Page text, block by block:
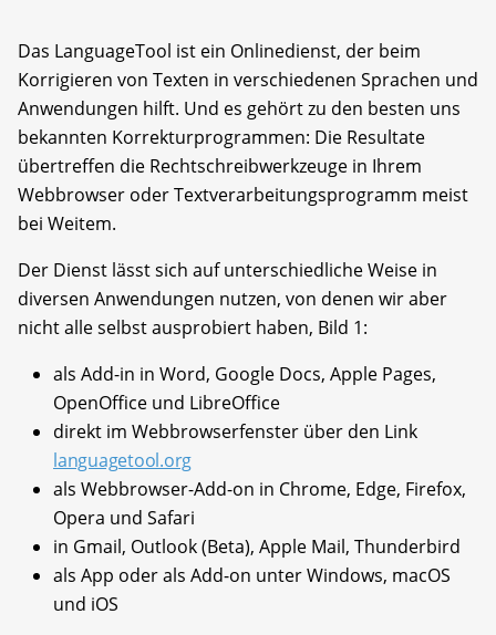
Das LanguageTool ist ein Onlinedienst, der beim
Korrigieren von Texten in verschiedenen Sprachen und
Anwendungen hilft. Und es gehört zu den besten uns
bekannten Korrekturprogrammen: Die Resultate
übertreffen die Rechtschreibwerkzeuge in Ihrem
Webbrowser oder Textverarbeitungsprogramm meist
bei Weitem.
Der Dienst lässt sich auf unterschiedliche Weise in
diversen Anwendungen nutzen, von denen wir aber
nicht alle selbst ausprobiert haben, Bild 1:
als Add-in in Word, Google Docs, Apple Pages,
OpenOffice und LibreOffice
direkt im Webbrowserfenster über den Link
languagetool.org
als Webbrowser-Add-on in Chrome, Edge, Firefox,
Opera und Safari
in Gmail, Outlook (Beta), Apple Mail, Thunderbird
als App oder als Add-on unter Windows, macOS
und iOS